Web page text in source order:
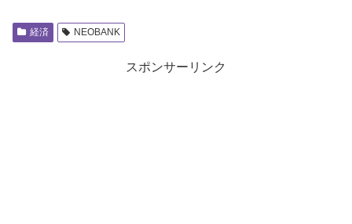
経済 NEOBANK
スポンサーリンク